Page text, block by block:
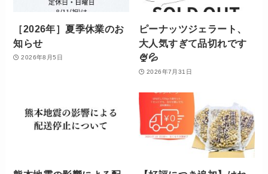
［2026年］夏季休業のお
知らせ
2026年8月5日
ピーナッツジェラート、
大人気すぎて品切れです
🍨💦
2026年7月31日